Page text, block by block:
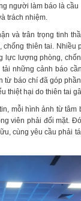
người làm báo là
trách nhiệm.
và trân trọng tinh
thiên tai. Nhiều
lực lượng phòng,
những cảnh báo
báo chí đã góp
thiệt hại do thiên tai
mỗi hình ảnh từ tâm
viên phải đối mặt.
cùng yêu cầu phải